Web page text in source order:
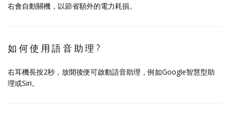
右會自動關機，以節省額外的電力耗損。
如何使用語音助理?
右耳機長按2秒，放開後便可啟動語音助理，例如Google智慧型助
理或Siri。